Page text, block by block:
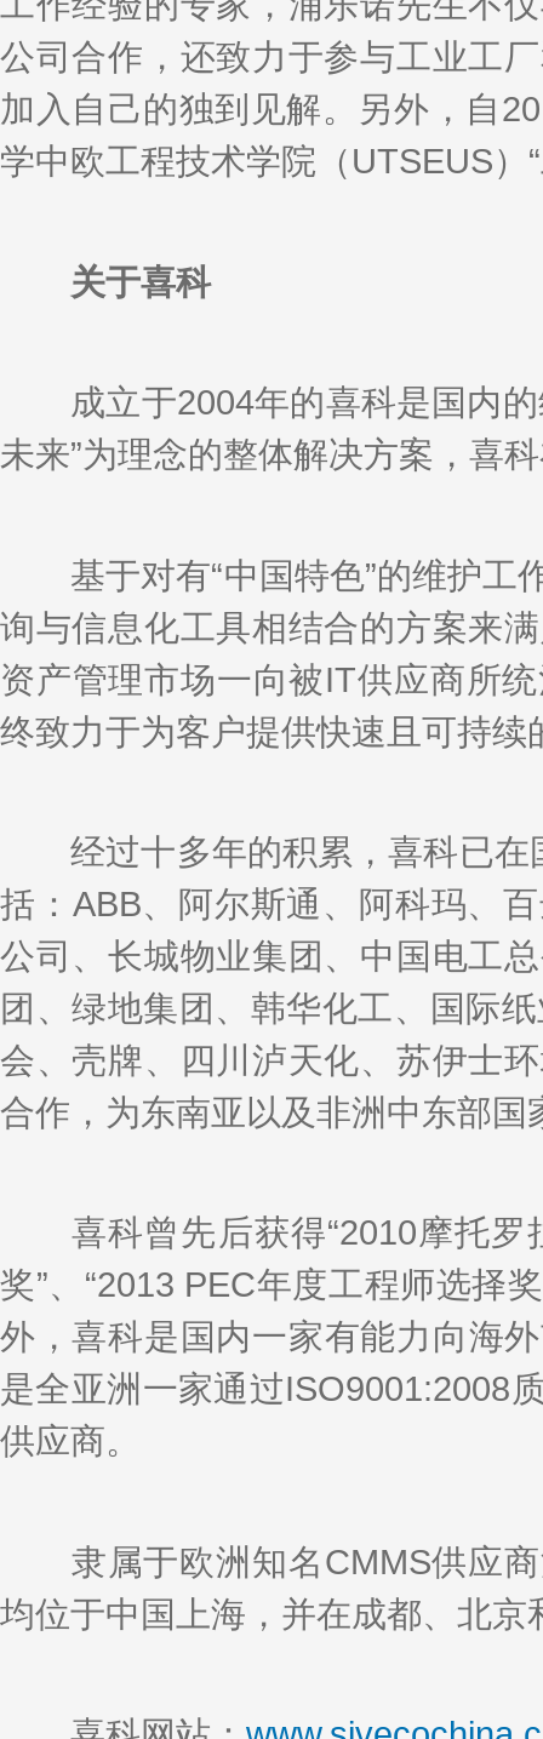
公司合作，还致力于参与工业工
加入自己的独到见解。另外，自
学中欧工程技术学院（UTSEUS）
关于喜科
成立于2004年的喜科是国内的
未来”为理念的整体解决方案，喜
基于对有“中国特色”的维护工
询与信息化工具相结合的方案来
资产管理市场一向被IT供应商所
终致力于为客户提供快速且可持续
经过十多年的积累，喜科已在
括：ABB、阿尔斯通、阿科玛、
公司、长城物业集团、中国电工
团、绿地集团、韩华化工、国际
会、壳牌、四川泸天化、苏伊士
合作，为东南亚以及非洲中东部国
喜科曾先后获得“2010摩托罗
奖”、“2013 PEC年度工程师选择
外，喜科是国内一家有能力向海
是全亚洲一家通过ISO9001:2008
供应商。
隶属于欧洲知名CMMS供应商
均位于中国上海，并在成都、北